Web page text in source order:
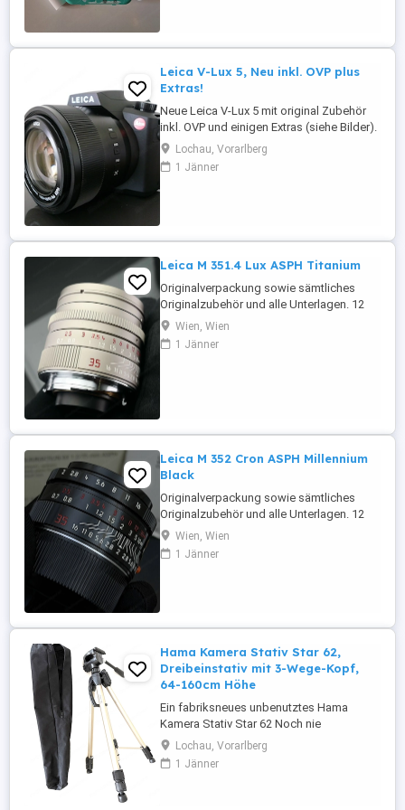
Leica V-Lux 5, Neu inkl. OVP plus
Extras!
Neue Leica V-Lux 5 mit original Zubehör
inkl. OVP und einigen Extras (siehe Bilder).
Die Kamera wurde nur zum Testen aus der
OVP herausgenommen und es wurden
ca.10 Testfotos gemacht. Kam danach
Lochau, Vorarlberg
1 Jänner
Leica M 351.4 Lux ASPH Titanium
Originalverpackung sowie sämtliches
Originalzubehör und alle Unterlagen. 12
Monate Garantie
Wien, Wien
1 Jänner
Leica M 352 Cron ASPH Millennium
Black
Originalverpackung sowie sämtliches
Originalzubehör und alle Unterlagen. 12
Monate Garantie.
Wien, Wien
1 Jänner
Hama Kamera Stativ Star 62,
Dreibeinstativ mit 3-Wege-Kopf,
64-160cm Höhe
Ein fabriksneues unbenutztes Hama
Kamera Stativ Star 62 Noch nie
verwendetes Dreibeinstativ mit 3-Wege-
Kopf 64-160cm Höhe Für Fotokamera
oder Videokamera geeignet
Lochau, Vorarlberg
1 Jänner